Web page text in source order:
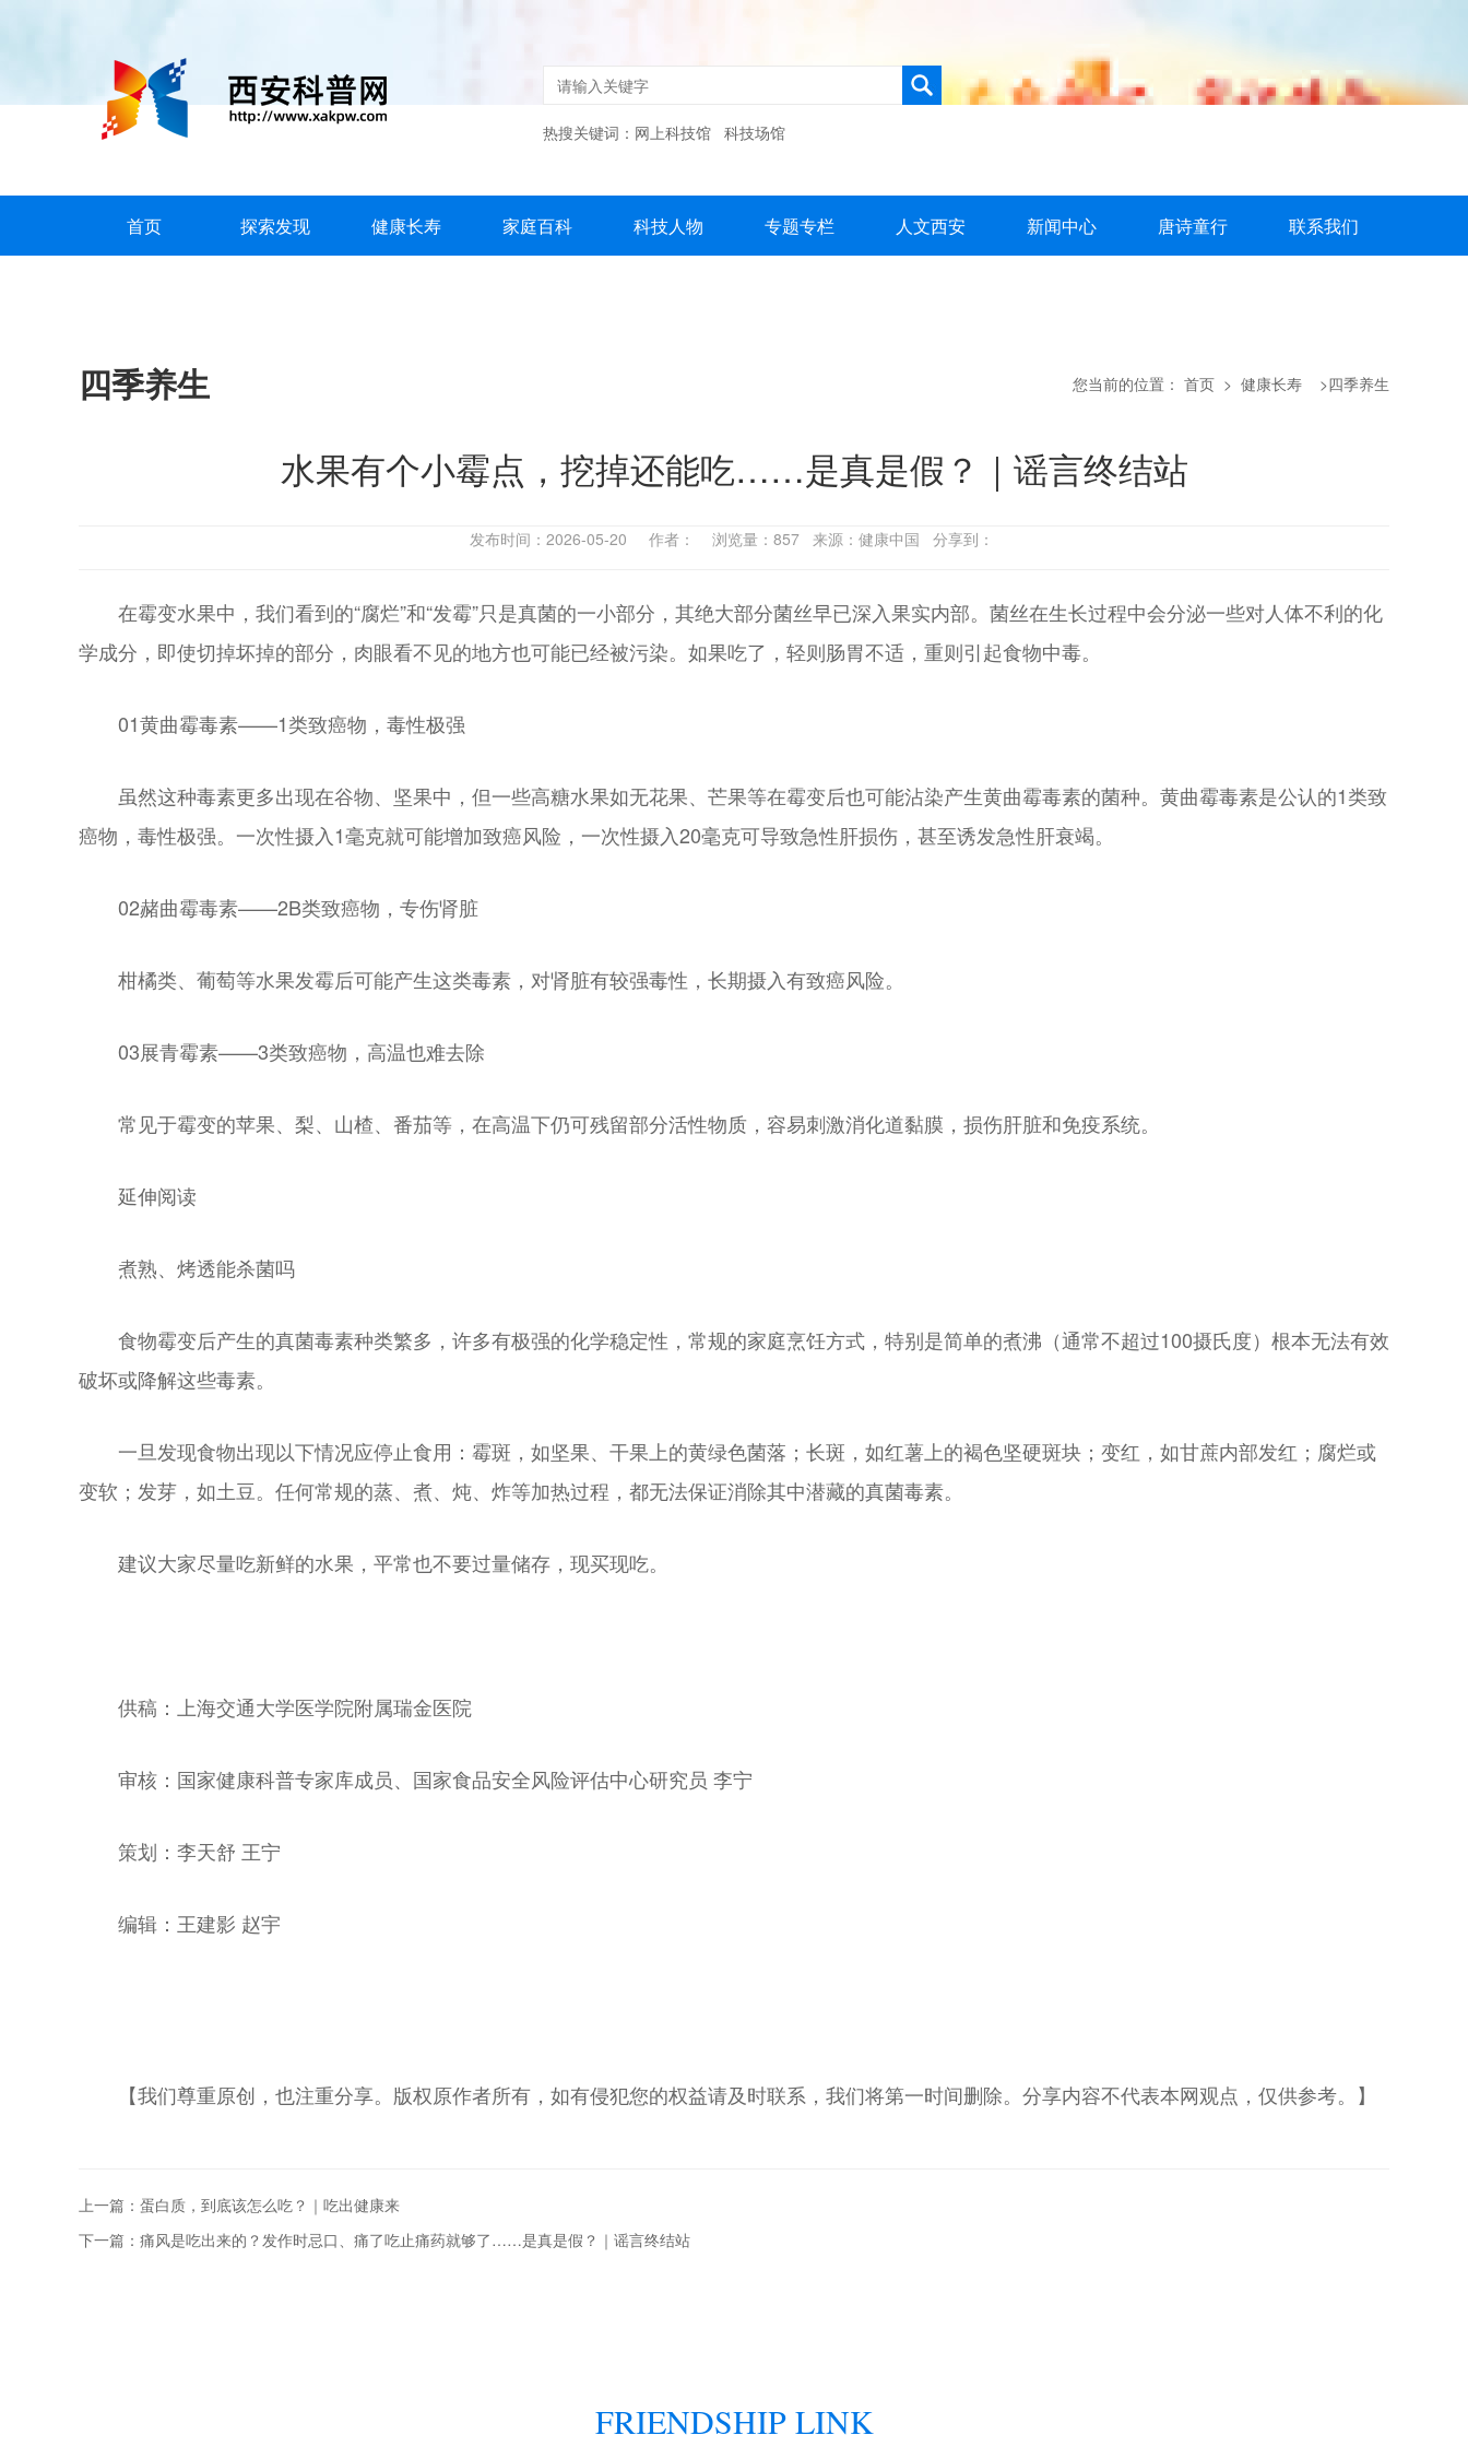
热搜关键词： 网上科技馆 科技场馆
首页 探索发现 健康长寿 家庭百科 科技人物 专题专栏 人文西安 新闻中心 唐诗童行 联系我们
四季养生 您当前的位置： 首页 > 健康长寿 >四季养生
水果有个小霉点，挖掉还能吃……是真是假？｜谣言终结站
发布时间：2026-05-20 作者： 浏览量：857 来源：健康中国 分享到：
在霉变水果中，我们看到的“腐烂”和“发霉”只是真菌的一小部分，其绝大部分菌丝早已深入果实内部。菌丝在生长过程中会分泌一些对人体不利的化
学成分，即使切掉坏掉的部分，肉眼看不见的地方也可能已经被污染。如果吃了，轻则肠胃不适，重则引起食物中毒。
01黄曲霉毒素——1类致癌物，毒性极强
虽然这种毒素更多出现在谷物、坚果中，但一些高糖水果如无花果、芒果等在霉变后也可能沾染产生黄曲霉毒素的菌种。黄曲霉毒素是公认的1类致
癌物，毒性极强。一次性摄入1毫克就可能增加致癌风险，一次性摄入20毫克可导致急性肝损伤，甚至诱发急性肝衰竭。
02赭曲霉毒素——2B类致癌物，专伤肾脏
柑橘类、葡萄等水果发霉后可能产生这类毒素，对肾脏有较强毒性，长期摄入有致癌风险。
03展青霉素——3类致癌物，高温也难去除
常见于霉变的苹果、梨、山楂、番茄等，在高温下仍可残留部分活性物质，容易刺激消化道黏膜，损伤肝脏和免疫系统。
延伸阅读
煮熟、烤透能杀菌吗
食物霉变后产生的真菌毒素种类繁多，许多有极强的化学稳定性，常规的家庭烹饪方式，特别是简单的煮沸（通常不超过100摄氏度）根本无法有效
破坏或降解这些毒素。
一旦发现食物出现以下情况应停止食用：霉斑，如坚果、干果上的黄绿色菌落；长斑，如红薯上的褐色坚硬斑块；变红，如甘蔗内部发红；腐烂或
变软；发芽，如土豆。任何常规的蒸、煮、炖、炸等加热过程，都无法保证消除其中潜藏的真菌毒素。
建议大家尽量吃新鲜的水果，平常也不要过量储存，现买现吃。
供稿：上海交通大学医学院附属瑞金医院
审核：国家健康科普专家库成员、国家食品安全风险评估中心研究员 李宁
策划：李天舒 王宁
编辑：王建影 赵宇
【我们尊重原创，也注重分享。版权原作者所有，如有侵犯您的权益请及时联系，我们将第一时间删除。分享内容不代表本网观点，仅供参考。】
上一篇：蛋白质，到底该怎么吃？｜吃出健康来
下一篇：痛风是吃出来的？发作时忌口、痛了吃止痛药就够了……是真是假？｜谣言终结站
FRIENDSHIP LINK